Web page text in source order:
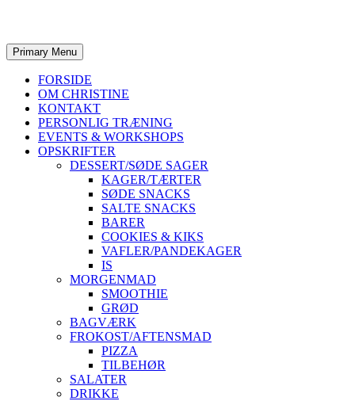
Primary Menu
FORSIDE
OM CHRISTINE
KONTAKT
PERSONLIG TRÆNING
EVENTS & WORKSHOPS
OPSKRIFTER
DESSERT/SØDE SAGER
KAGER/TÆRTER
SØDE SNACKS
SALTE SNACKS
BARER
COOKIES & KIKS
VAFLER/PANDEKAGER
IS
MORGENMAD
SMOOTHIE
GRØD
BAGVÆRK
FROKOST/AFTENSMAD
PIZZA
TILBEHØR
SALATER
DRIKKE